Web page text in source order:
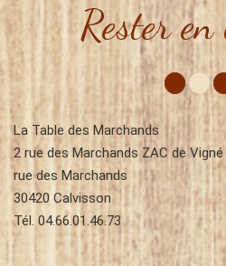
Rester
La Table des Marchands
2 rue des Marchands ZAC de Vigné
rue des Marchands
30420 Calvisson
Tél. 04.66.01.46.73